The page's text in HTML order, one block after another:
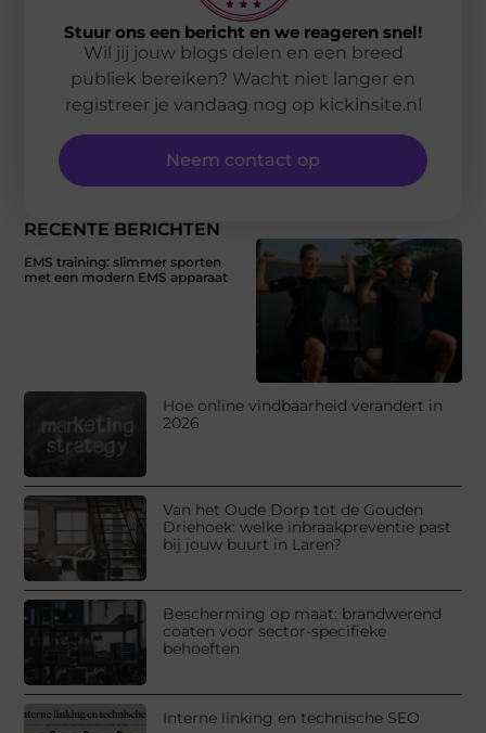
RECENTE BERICHTEN
EMS training: slimmer sporten
met een modern EMS apparaat
Hoe online vindbaarheid verandert in
2026
Van het Oude Dorp tot de Gouden
Driehoek: welke inbraakpreventie past
bij jouw buurt in Laren?
Bescherming op maat: brandwerend
coaten voor sector-specifieke
behoeften
Interne linking en technische SEO
Stuur ons een bericht en we reageren snel!
Wil jij jouw blogs delen en een breed
publiek bereiken? Wacht niet langer en
registreer je vandaag nog op kickinsite.nl
Neem contact op